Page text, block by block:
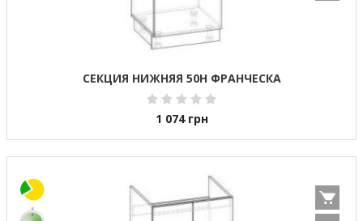
СЕКЦИЯ НИЖНЯЯ 50Н ФРАНЧЕСКА
1 074 грн